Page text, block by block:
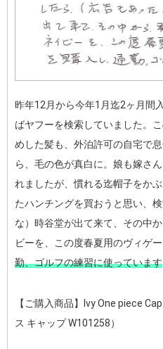
昨年12月から今年1月迄2ヶ月間
ばヤフーを検索していました。
めした髪も、外泊許可の自宅で
ら、毛の色が真白に。娘も嫁さ
れましたが、慣れる迄帽子をか
たハンチングを買おうと思い、
な）時谷堂が出て来て、その中
ビーを、この度春夏用のヴィゲ
勤、ゴルフの練習に使っています
【ご購入商品】Ivy One piece
ス キャップ W101258）